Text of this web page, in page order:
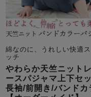
綿なのに、うれしい快適
ッチ
やわらか天竺ニット
ースパジャマ上下セッ
長袖/前開き/バンドカ